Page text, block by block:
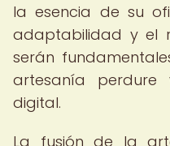
la esencia de su
adaptabilidad y el
serán
artesanía
digital.
La fusión de la